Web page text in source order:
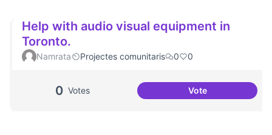
Help with audio visual equipment in
Toronto.
Namrata Projectes comunitaris 0 0
0 Votes VoteHelp with audio